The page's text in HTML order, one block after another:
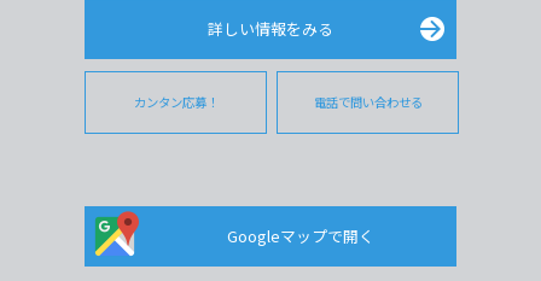
詳しい情報をみる
カンタン応募！ 電話で問い合わせる
Googleマップで開く